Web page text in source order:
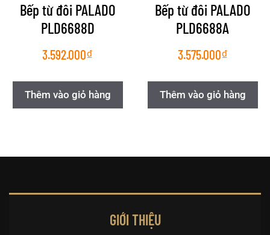
Bếp từ đôi PALADO
PLD6688D
3.592.000₫
Thêm vào giỏ hàng
Bếp từ đôi PALADO
PLD6688A
3.575.000₫
Thêm vào giỏ hàng
GIỚI THIỆU